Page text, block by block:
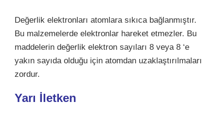
Değerlik elektronları atomlara sıkıca bağlanmıştır.
Bu malzemelerde elektronlar hareket etmezler. Bu
maddelerin değerlik elektron sayıları 8 veya 8 ‘e
yakın sayıda olduğu için atomdan uzaklaştırılmaları
zordur.
Yarı İletken